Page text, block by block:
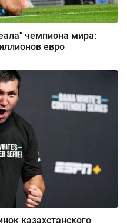
чемпиона мира:
евро
казахстанского